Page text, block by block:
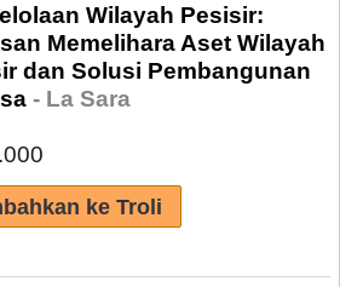
Wilayah Pesisir:
Memelihara Aset Wilayah
dan Solusi Pembangunan
- La Sara